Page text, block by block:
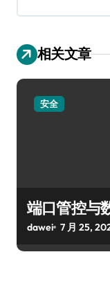
相关文章
安全
端口管控与
dawei 7 月 25,